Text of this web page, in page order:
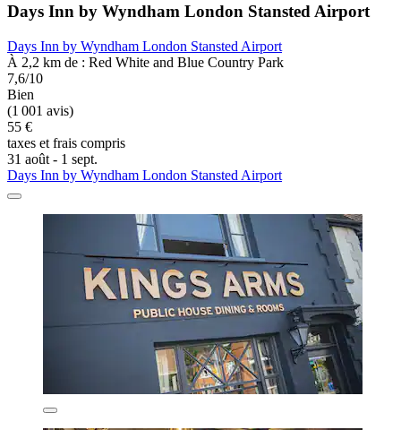
Days Inn by Wyndham London Stansted Airport
Days Inn by Wyndham London Stansted Airport
À 2,2 km de : Red White and Blue Country Park
7,6/10
Bien
(1 001 avis)
55 €
taxes et frais compris
31 août - 1 sept.
Days Inn by Wyndham London Stansted Airport